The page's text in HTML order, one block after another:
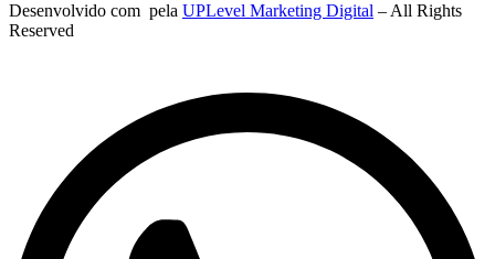
Desenvolvido com pela UPLevel Marketing Digital – All Rights
Reserved